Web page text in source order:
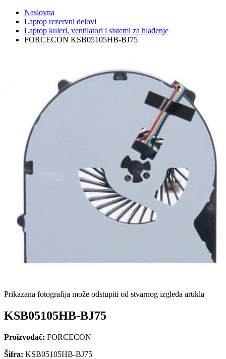
Naslovna
Laptop rezervni delovi
Laptop kuleri, ventilatori i sistemi za hlađenje
FORCECON KSB05105HB-BJ75
Prikazana fotografija može odstupiti od stvarnog izgleda artikla
KSB05105HB-BJ75
Proizvođač: FORCECON
Šifra: KSB05105HB-BJ75